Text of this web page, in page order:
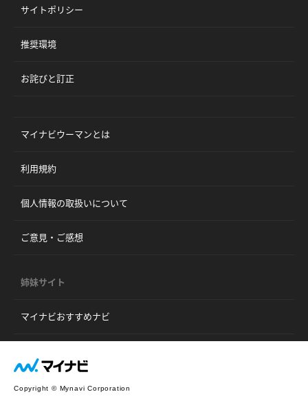
サイトポリシー
推奨環境
お詫びと訂正
マイナビウーマンとは
利用規約
個人情報の取扱いについて
ご意見・ご感想
姉妹サイト
マイナビおすすめナビ
Copyright © Mynavi Corporation